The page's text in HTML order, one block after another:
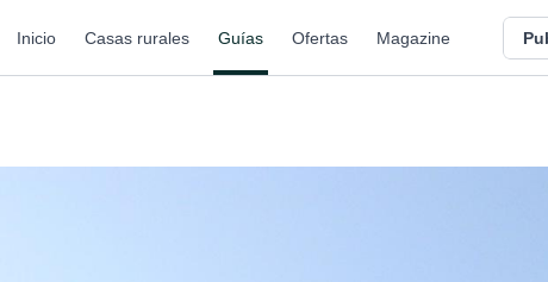
Inicio Casas rurales Guías Ofertas Magazine